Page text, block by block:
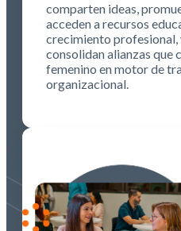
comparten ideas,
acceden a recursos
crecimiento
consolidan alianzas que
femenino en motor de
organizacional.